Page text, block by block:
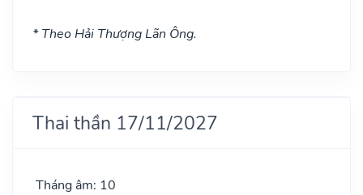
* Theo Hải Thượng Lãn Ông.
Thai thần 17/11/2027
Tháng âm: 10